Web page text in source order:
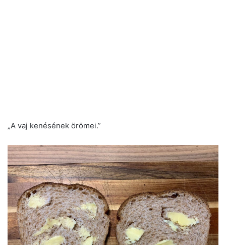
„A vaj kenésének örömei.”